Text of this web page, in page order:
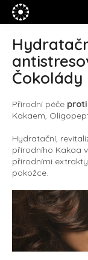
Přejít
obsah
E-
shop
Kosmetika
Yellow
Rose
Alexandria
Professional
Nová
registrace
Oblíbené
produkty
Značky
Měna
(CZK)
Čokolády
Přírodní péče
Kakaem,
Hydratační,
přírodního Kakaa
přírodními
pokožce.